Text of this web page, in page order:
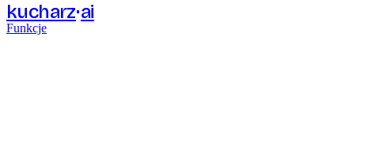
kucharz ai
Funkcje